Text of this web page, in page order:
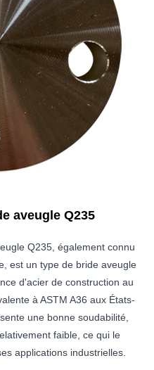
aveugle Q235
Q235, également connu
est un type de bride aveugle
d'acier de construction au
à ASTM A36 aux États-
une bonne soudabilité,
faible, ce qui le
applications industrielles.